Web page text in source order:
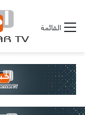
القائمة